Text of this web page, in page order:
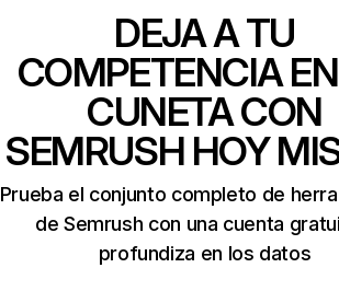
DEJA A TU
COMPETENCIA
CUNETA CON
SEMRUSH HOY
Prueba el conjunto completo de
de Semrush con una cuenta
profundiza en los datos